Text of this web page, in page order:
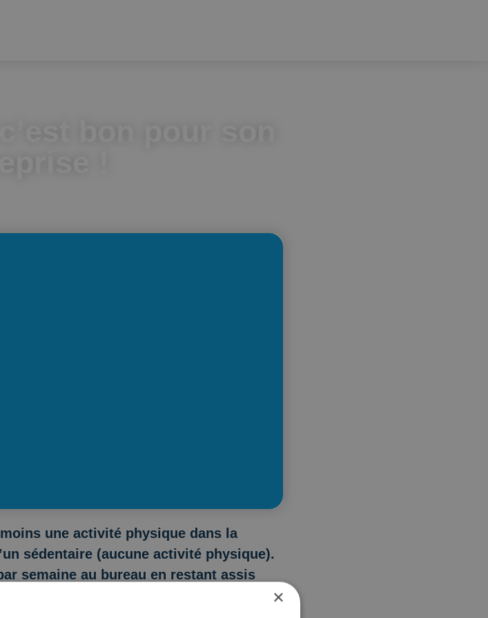
une activité physique dans la
sédentaire (aucune activité physique).
semaine au bureau en restant assis
×